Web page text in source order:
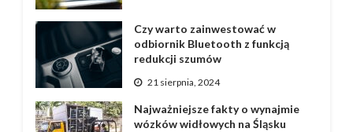
Czy warto zainwestować w
odbiornik Bluetooth z funkcją
redukcji szumów
21 sierpnia, 2024
Najważniejsze fakty o wynajmie
wózków widłowych na Śląsku